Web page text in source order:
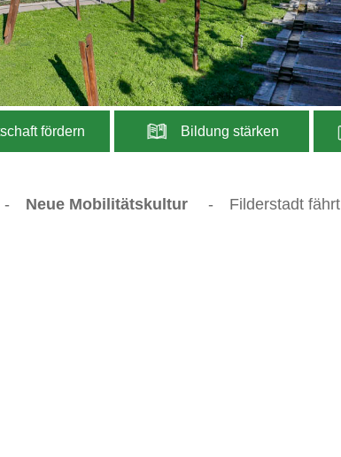
fördern Bildung stärken
- Neue Mobilitätskultur -
Filderstadt fährt